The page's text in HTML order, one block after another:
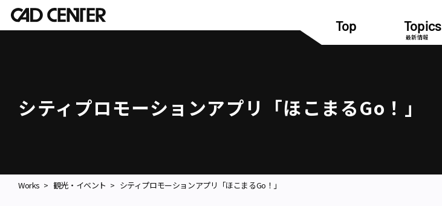
Top Topics
最新情報
シティプロモーションアプリ「ほこまるGo！」
Works 観光・イベント シティプロモーションアプリ「ほこまるGo！」